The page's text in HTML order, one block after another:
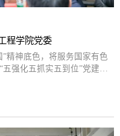
程学院党委
精神底色，将服务国家有色
强化五抓实五到位”党建工
。1个教师党支部入选教育部
生党支部入选教育部第三批
师党支部入选全国高校“双
。冶金工程在第五轮学科评